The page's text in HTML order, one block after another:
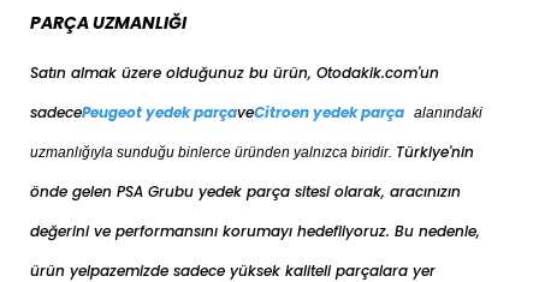
PARÇA UZMANLIĞI
Satın almak üzere olduğunuz bu ürün, Otodakik.com'un
sadecePeugeot yedek parçaveCitroen yedek parça alanındaki
uzmanlığıyla sunduğu binlerce üründen yalnızca biridir. Türkiye'nin
önde gelen PSA Grubu yedek parça sitesi olarak, aracınızın
değerini ve performansını korumayı hedefliyoruz. Bu nedenle,
ürün yelpazemizde sadece yüksek kaliteli parçalara yer